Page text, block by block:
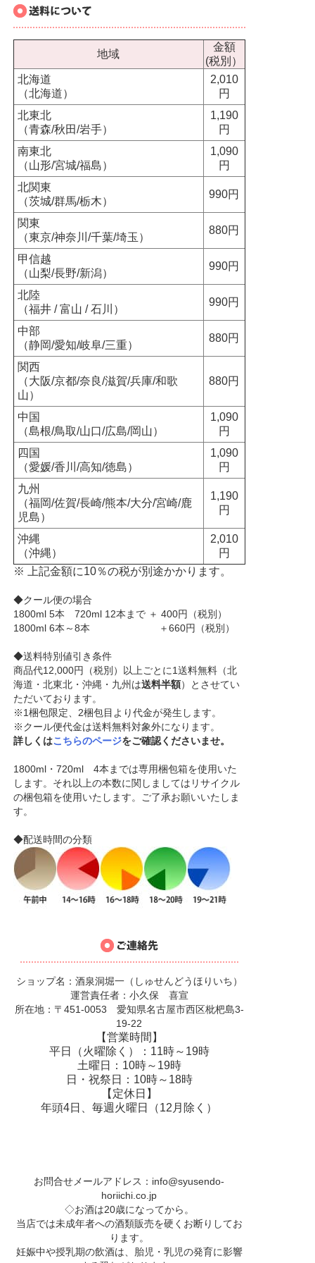
地域
金額
(税別）
北海道
（北海道）
2,010
円
北東北
（青森/秋田/岩手）
1,190
円
南東北
（山形/宮城/福島）
1,090
円
北関東
（茨城/群馬/栃木）
990円
関東
（東京/神奈川/千葉/埼玉）
880円
甲信越
（山梨/長野/新潟）
990円
北陸
（福井 / 富山 / 石川）
990円
中部
（静岡/愛知/岐阜/三重）
880円
関西
（大阪/京都/奈良/滋賀/兵庫/和歌
山）
880円
中国
（島根/鳥取/山口/広島/岡山）
1,090
円
四国
（愛媛/香川/高知/徳島）
1,090
円
九州
（福岡/佐賀/長崎/熊本/大分/宮崎/鹿
児島）
1,190
円
沖縄
（沖縄）
2,010
円
※ 上記金額に10％の税が別途かかります。
◆クール便の場合
1800ml 5本 720ml 12本まで ＋ 400円（税別）
1800ml 6本～8本 ＋660円（税別）
◆送料特別値引き条件
商品代12,000円（税別）以上ごとに1送料無料（北
海道・北東北・沖縄・九州は送料半額）とさせてい
ただいております。
※1梱包限定、2梱包目より代金が発生します。
※クール便代金は送料無料対象外になります。
詳しくはこちらのページをご確認くださいませ。
1800ml・720ml 4本までは専用梱包箱を使用いた
します。それ以上の本数に関しましてはリサイクル
の梱包箱を使用いたします。ご了承お願いいたしま
す。
◆配送時間の分類
ショップ名：酒泉洞堀一（しゅせんどうほりいち）
運営責任者：小久保 喜宣
所在地：〒451-0053 愛知県名古屋市西区枇杷島3-
19-22
【営業時間】
平日（火曜除く）：11時～19時
土曜日：10時～19時
日・祝祭日：10時～18時
【定休日】
年頭4日、毎週火曜日（12月除く）
お問合せメールアドレス： info@syusendo-
horiichi.co.jp
◇お酒は20歳になってから。
当店では未成年者への酒類販売を硬くお断りしてお
ります。
妊娠中や授乳期の飲酒は、胎児・乳児の発育に影響